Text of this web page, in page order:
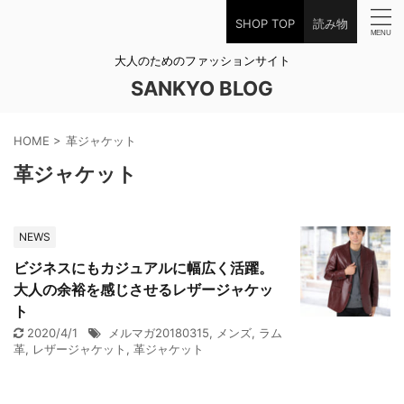
SHOP TOP 読み物
大人のためのファッションサイト
SANKYO BLOG
HOME > 革ジャケット
革ジャケット
NEWS
ビジネスにもカジュアルに幅広く活躍。
大人の余裕を感じさせるレザージャケッ
ト
2020/4/1 メルマガ20180315, メンズ, ラム
革, レザージャケット , 革ジャケット